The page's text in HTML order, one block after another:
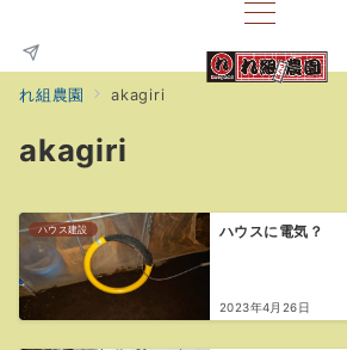
れ組農園 akagiri
akagiri
ハウス建設 ハウスに電気？
2023年4月26日